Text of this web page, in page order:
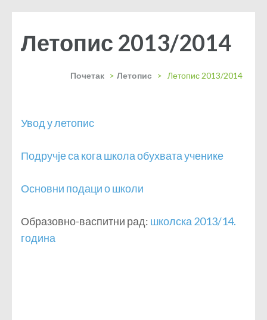
Летопис 2013/2014
Почетак > Летопис > Летопис 2013/2014
Увод у летопис
Подручје са кога школа обухвата ученике
Основни подаци о школи
Образовно-васпитни рад: школска 2013/14.
година